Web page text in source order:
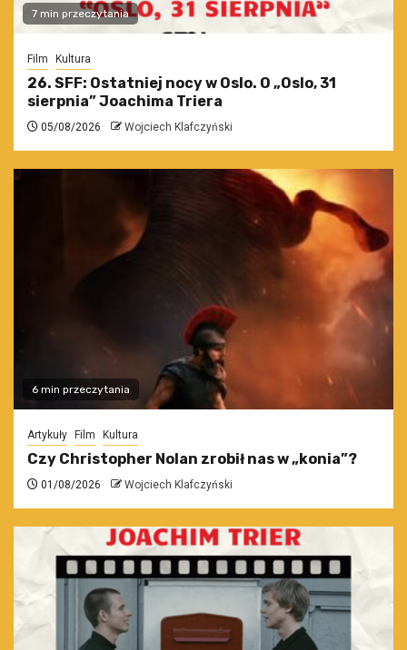
7 min przeczytania
Film Kultura
26. SFF: Ostatniej nocy w Oslo. O „Oslo, 31
sierpnia” Joachima Triera
05/08/2026 Wojciech Klafczyński
6 min przeczytania
Artykuły Film Kultura
Czy Christopher Nolan zrobił nas w „konia”?
01/08/2026 Wojciech Klafczyński